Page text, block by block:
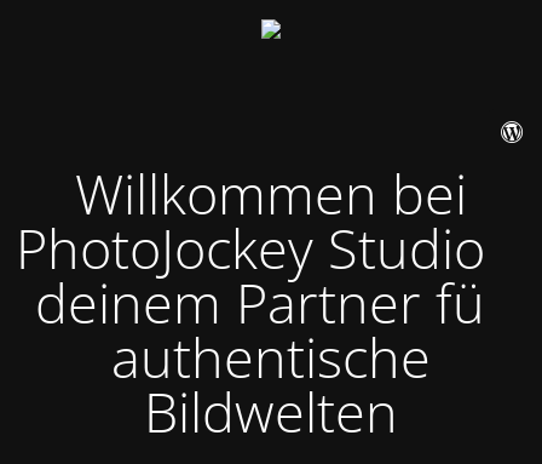
Willkommen bei
PhotoJockey Studio –
deinem Partner für
authentische
Bildwelten